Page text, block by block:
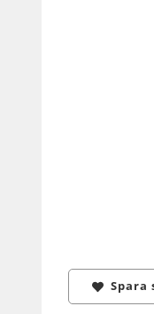
Spara